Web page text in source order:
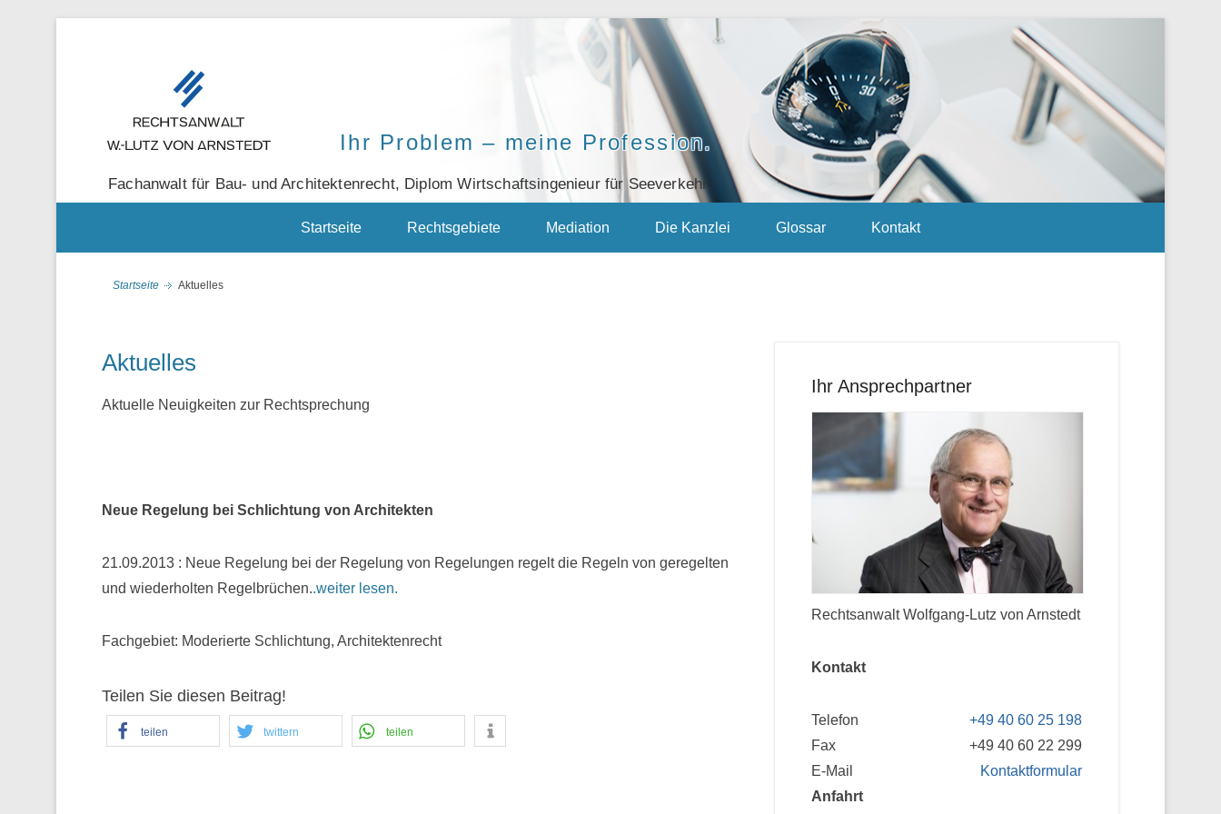
Ihr Problem – meine Profession.
Fachanwalt für Bau- und Architektenrecht, Diplom Wirtschaftsingenieur für Seeverkehr.
Startseite
Rechtsgebiete Mediation Die Kanzlei Glossar Kontakt
Startseite Aktuelles
Aktuelles
Aktuelle Neuigkeiten zur Rechtsprechung
Neue Regelung bei Schlichtung von Architekten
21.09.2013 : Neue Regelung bei der Regelung von Regelungen regelt die Regeln von geregelten
und wiederholten Regelbrüchen..weiter lesen.
Fachgebiet: Moderierte Schlichtung, Architektenrecht
Teilen Sie diesen Beitrag!
teilen twittern teilen
Ihr Ansprechpartner
Rechtsanwalt Wolfgang-Lutz von Arnstedt
Kontakt
Telefon
+49 40 60 25 198
Fax
+49 40 60 22 299
E-Mail
Kontaktformular
Anfahrt